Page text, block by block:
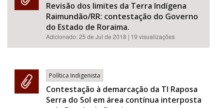
Revisão dos limites da Terra Indígena
Raimundão/RR: contestação do Governo
do Estado de Roraima.
Adicionado:25 de Jul de 2018 | 19 visualizações
Política Indigenista
Contestação à demarcação da TI Raposa
Serra do Sol em área contínua interposta